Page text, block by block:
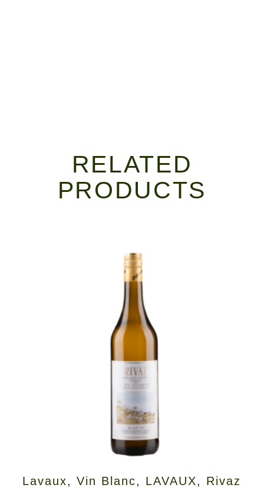
RELATED
PRODUCTS
Lavaux,Vin Blanc, LAVAUX, Rivaz